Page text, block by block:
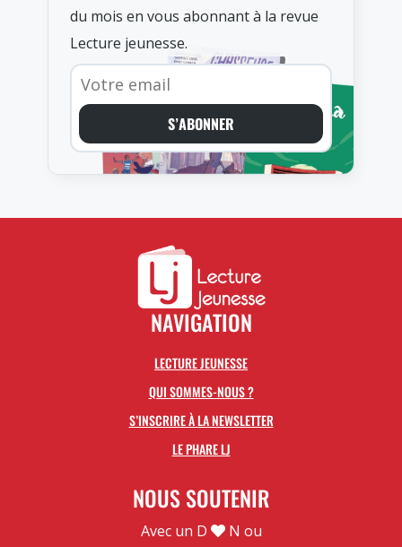
du mois en vous abonnant à la revue
Lecture jeunesse.
S’ABONNER
NAVIGATION
LECTURE JEUNESSE
QUI SOMMES-NOUS ?
S’INSCRIRE À LA NEWSLETTER
LE PHARE LJ
NOUS SOUTENIR
Avec un D
N ou